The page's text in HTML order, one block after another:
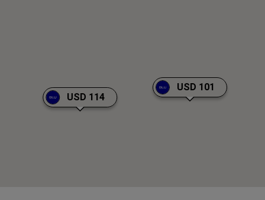
USD 101
USD 114